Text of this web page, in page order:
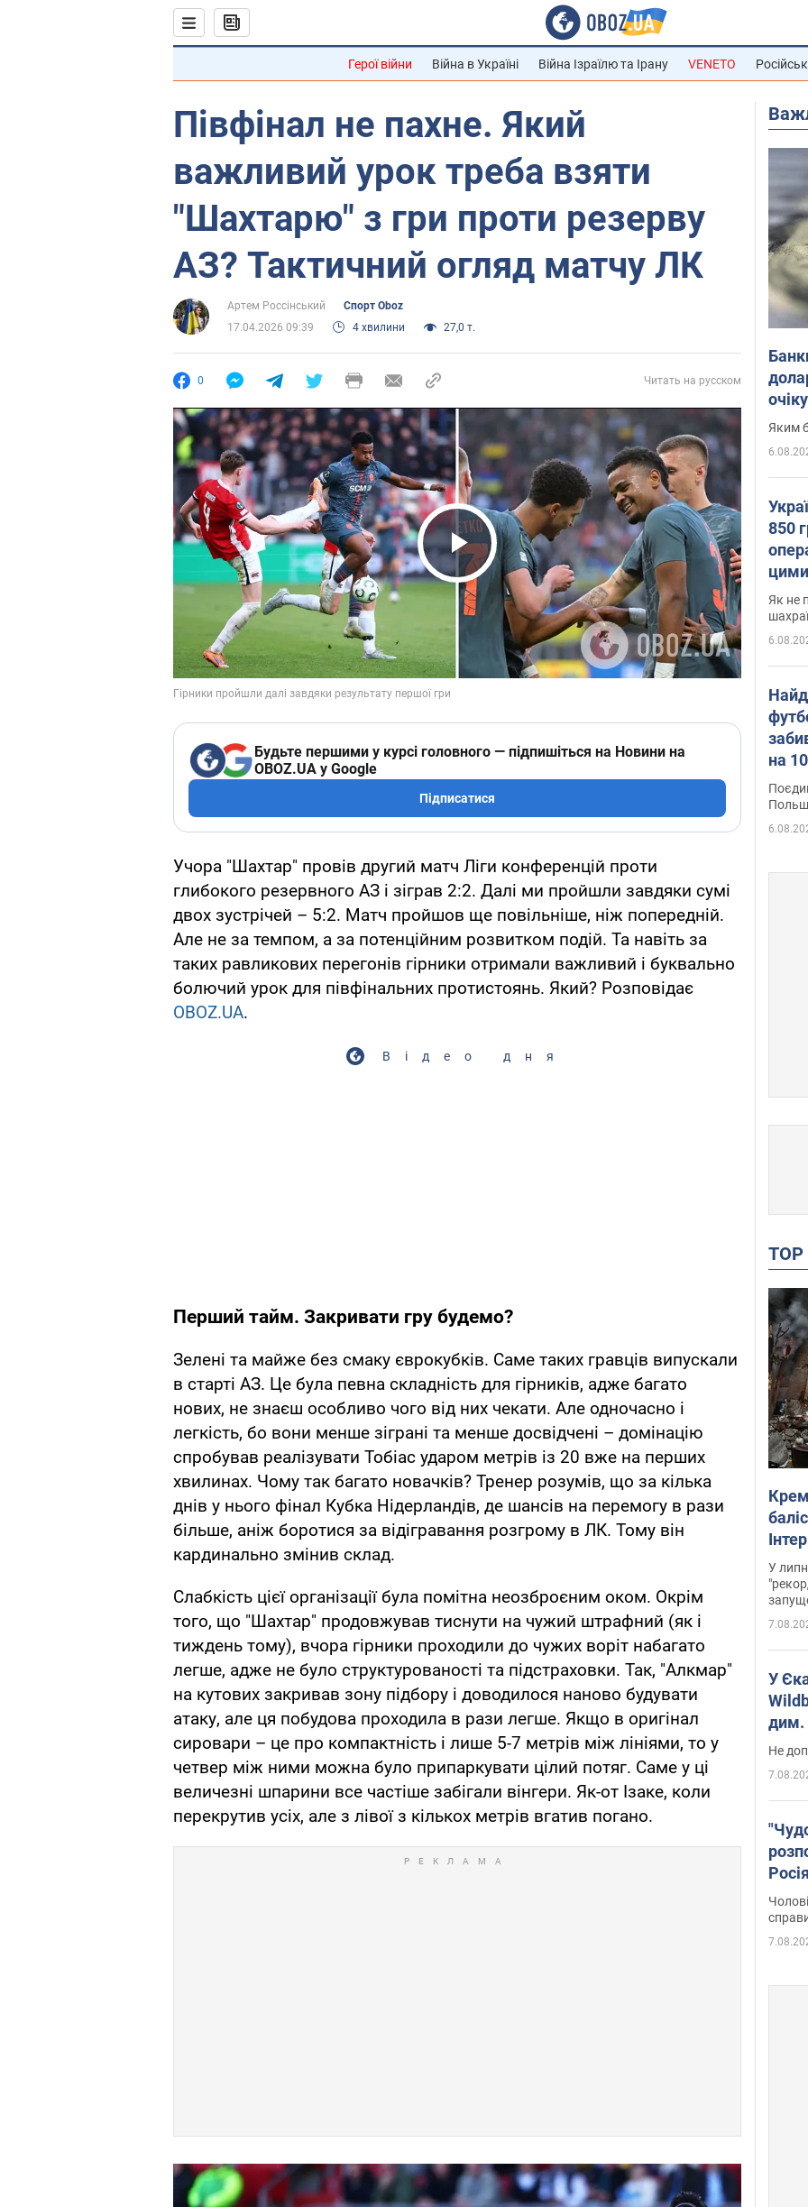
Герої війни Війна в Україні Війна Ізраїлю та Ірану VENETO
Півфінал не пахне. Який
важливий урок треба взяти
"Шахтарю" з гри проти резерву
АЗ? Тактичний огляд матчу ЛК
Артем Россінський
Спорт Oboz
17.04.2026 09:39
4 хвилини 27,0 т.
0 Читать на русском
Play Video
Будьте першими у курсі головного — підпишіться на Новини на
OBOZ.UA у Google
Підписатися
Учора "Шахтар" провів другий матч Ліги конференцій проти
глибокого резервного АЗ і зіграв 2:2. Далі ми пройшли завдяки сумі
двох зустрічей – 5:2. Матч пройшов ще повільніше, ніж попередній.
Але не за темпом, а за потенційним розвитком подій. Та навіть за
таких равликових перегонів гірники отримали важливий і буквально
болючий урок для півфінальних протистоянь. Який? Розповідає
OBOZ.UA.
Відео дня
Перший тайм. Закривати гру будемо?
Зелені та майже без смаку єврокубків. Саме таких гравців випускали
в старті АЗ. Це була певна складність для гірників, адже багато
нових, не знаєш особливо чого від них чекати. Але одночасно і
легкість, бо вони менше зіграні та менше досвідчені – домінацію
спробував реалізувати Тобіас ударом метрів із 20 вже на перших
хвилинах. Чому так багато новачків? Тренер розумів, що за кілька
днів у нього фінал Кубка Нідерландів, де шансів на перемогу в рази
більше, аніж боротися за відігравання розгрому в ЛК. Тому він
кардинально змінив склад.
Слабкість цієї організації була помітна неозброєним оком. Окрім
того, що "Шахтар" продовжував тиснути на чужий штрафний (як і
тиждень тому), вчора гірники проходили до чужих воріт набагато
легше, адже не було структурованості та підстраховки. Так, "Алкмар"
на кутових закривав зону підбору і доводилося наново будувати
атаку, але ця побудова проходила в рази легше. Якщо в оригінал
сировари – це про компактність і лише 5-7 метрів між лініями, то у
четвер між ними можна було припаркувати цілий потяг. Саме у ці
величезні шпарини все частіше забігали вінгери. Як-от Ізаке, коли
перекрутив усіх, але з лівої з кількох метрів вгатив погано.
Яким
850
Як не
на
Відео
У
У
дим.
Не
Фото